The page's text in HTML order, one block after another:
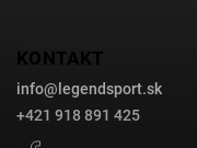
KONTAKT
info@ legendsport.sk
+421 918 891 425